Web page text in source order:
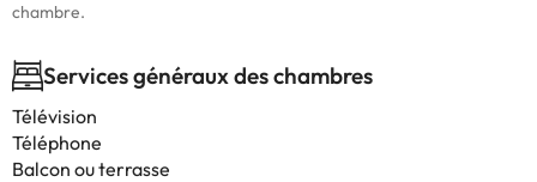
chambre.
Services généraux des chambres
Télévision
Téléphone
Balcon ou terrasse